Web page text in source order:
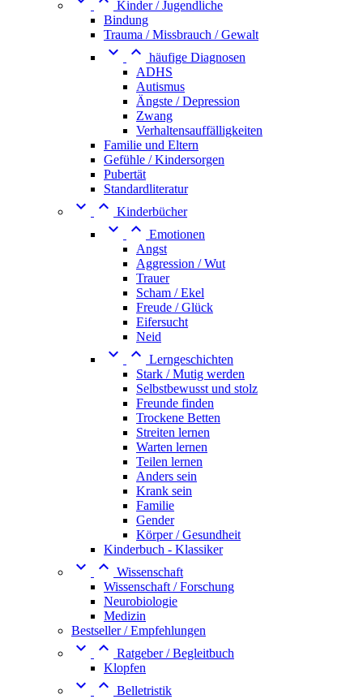
Kinder / Jugendliche
Bindung
Trauma / Missbrauch / Gewalt
  häufige Diagnosen
ADHS
Autismus
Ängste / Depression
Zwang
Verhaltensauffälligkeiten
Familie und Eltern
Gefühle / Kindersorgen
Pubertät
Standardliteratur
  Kinderbücher
  Emotionen
Angst
Aggression / Wut
Trauer
Scham / Ekel
Freude / Glück
Eifersucht
Neid
  Lerngeschichten
Stark / Mutig werden
Selbstbewusst und stolz
Freunde finden
Trockene Betten
Streiten lernen
Warten lernen
Teilen lernen
Anders sein
Krank sein
Familie
Gender
Körper / Gesundheit
Kinderbuch - Klassiker
  Wissenschaft
Wissenschaft / Forschung
Neurobiologie
Medizin
Bestseller / Empfehlungen
  Ratgeber / Begleitbuch
Klopfen
  Belletristik